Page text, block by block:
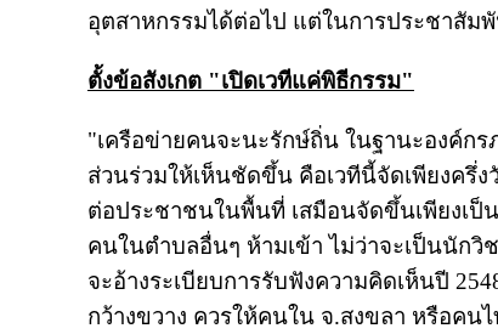
อุตสาหกรรมได้ต่อไป แต่ในการประชาสัม
ตั้งข้อสังเกต "เปิดเวทีแค่พิธีกรรม"
"เครือข่ายคนจะนะรักษ์ถิ่น ในฐานะองค์ก
ส่วนร่วมให้เห็นชัดขึ้น คือเวทีนี้จัดเพียงครึ่
ต่อประชาชนในพื้นที่ เสมือนจัดขึ้นเพียงเป็
คนในตำบลอื่นๆ ห้ามเข้า ไม่ว่าจะเป็นนัก
จะอ้างระเบียบการรับฟังความคิดเห็นปี
กว้างขวาง ควรให้คนใน จ.สงขลา หรือคน